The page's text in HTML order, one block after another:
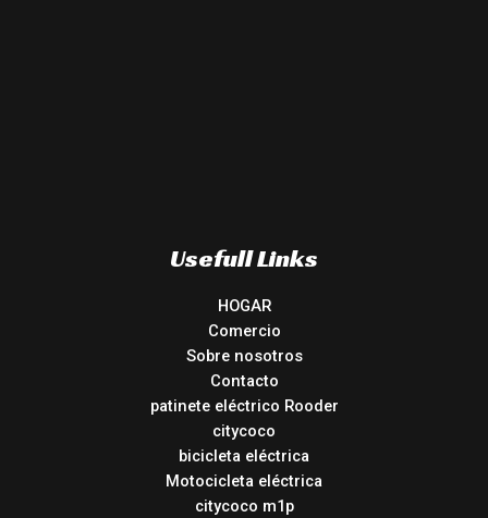
Usefull Links
HOGAR
Comercio
Sobre nosotros
Contacto
patinete eléctrico Rooder
citycoco
bicicleta eléctrica
Motocicleta eléctrica
citycoco m1p